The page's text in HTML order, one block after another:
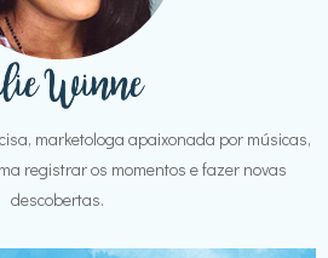
marketologa apaixonada por músicas,
registrar os momentos e fazer novas
descobertas.